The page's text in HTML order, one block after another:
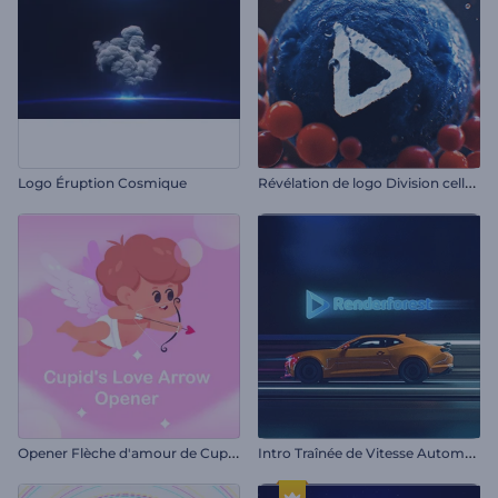
Logo Éruption Cosmique R
évélation de logo Division cellulaire
O
pener Flèche d'amour de Cupidon I
ntro Traînée de Vitesse Automobile